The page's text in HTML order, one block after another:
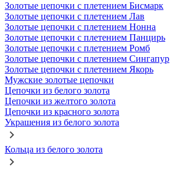
Золотые цепочки с плетением Бисмарк
Золотые цепочки с плетением Лав
Золотые цепочки с плетением Нонна
Золотые цепочки с плетением Панцирь
Золотые цепочки с плетением Ромб
Золотые цепочки с плетением Сингапур
Золотые цепочки с плетением Якорь
Мужские золотые цепочки
Цепочки из белого золота
Цепочки из желтого золота
Цепочки из красного золота
Украшения из белого золота
Кольца из белого золота